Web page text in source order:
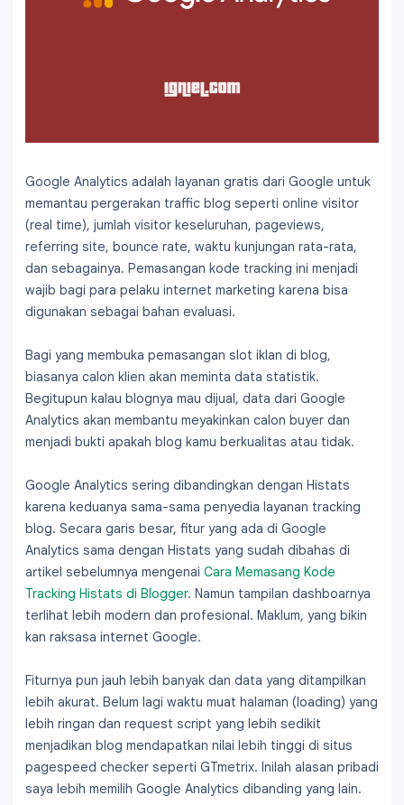
Google Analytics adalah layanan gratis dari Google untuk
memantau pergerakan traffic blog seperti online visitor
(real time), jumlah visitor keseluruhan, pageviews,
referring site, bounce rate, waktu kunjungan rata-rata,
dan sebagainya. Pemasangan kode tracking ini menjadi
wajib bagi para pelaku internet marketing karena bisa
digunakan sebagai bahan evaluasi.
Bagi yang membuka pemasangan slot iklan di blog,
biasanya calon klien akan meminta data statistik.
Begitupun kalau blognya mau dijual, data dari Google
Analytics akan membantu meyakinkan calon buyer dan
menjadi bukti apakah blog kamu berkualitas atau tidak.
Google Analytics sering dibandingkan dengan Histats
karena keduanya sama-sama penyedia layanan tracking
blog. Secara garis besar, fitur yang ada di Google
Analytics sama dengan Histats yang sudah dibahas di
artikel sebelumnya mengenai Cara Memasang Kode
Tracking Histats di Blogger. Namun tampilan dashboarnya
terlihat lebih modern dan profesional. Maklum, yang bikin
kan raksasa internet Google.
Fiturnya pun jauh lebih banyak dan data yang ditampilkan
lebih akurat. Belum lagi waktu muat halaman (loading) yang
lebih ringan dan request script yang lebih sedikit
menjadikan blog mendapatkan nilai lebih tinggi di situs
pagespeed checker seperti GTmetrix. Inilah alasan pribadi
saya lebih memilih Google Analytics dibanding yang lain.